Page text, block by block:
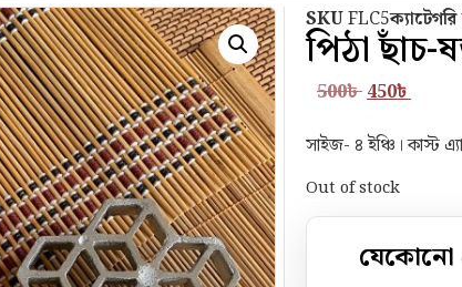
SKUFLC5ক্যাটেগরি
পিঠা
500৳450৳
সাইজ- ৪ ইঞ্চি। কাস্ট
Out of stock
যেকোনো